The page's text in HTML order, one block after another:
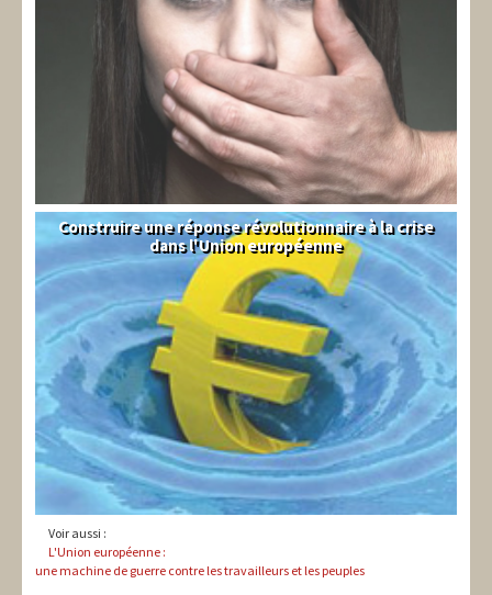
Syndical
Construire une réponse révolutionnaire à la crise
dans l'Union européenne
Voir aussi :
L'Union européenne :
une machine de guerre contre les travailleurs et les peuples